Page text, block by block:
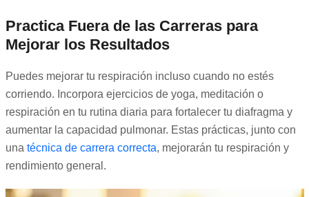
Practica Fuera de las Carreras para
Mejorar los Resultados
Puedes mejorar tu respiración incluso cuando no estés
corriendo. Incorpora ejercicios de yoga, meditación o
respiración en tu rutina diaria para fortalecer tu diafragma y
aumentar la capacidad pulmonar. Estas prácticas, junto con
una técnica de carrera correcta, mejorarán tu respiración y
rendimiento general.